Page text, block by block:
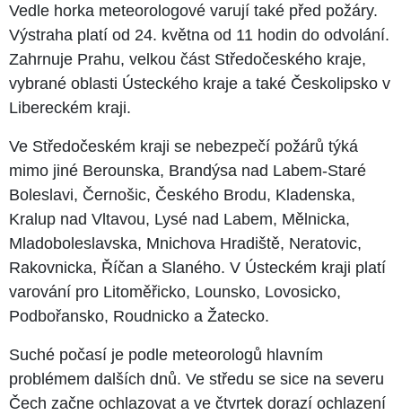
Vedle horka meteorologové varují také před požáry.
Výstraha platí od 24. května od 11 hodin do odvolání.
Zahrnuje Prahu, velkou část Středočeského kraje,
vybrané oblasti Ústeckého kraje a také Českolipsko v
Libereckém kraji.
Ve Středočeském kraji se nebezpečí požárů týká
mimo jiné Berounska, Brandýsa nad Labem-Staré
Boleslavi, Černošic, Českého Brodu, Kladenska,
Kralup nad Vltavou, Lysé nad Labem, Mělnicka,
Mladoboleslavska, Mnichova Hradiště, Neratovic,
Rakovnicka, Říčan a Slaného. V Ústeckém kraji platí
varování pro Litoměřicko, Lounsko, Lovosicko,
Podbořansko, Roudnicko a Žatecko.
Suché počasí je podle meteorologů hlavním
problémem dalších dnů. Ve středu se sice na severu
Čech začne ochlazovat a ve čtvrtek dorazí ochlazení